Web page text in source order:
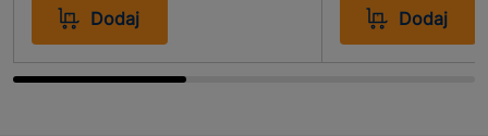
Szlifierka taśmowa 1010W FMEW204K Stanley Fatmax
jest wszechstronnym narzędziem, które sprawdzi się w
wielu zastosowaniach. Idealnie nadaje się do
Dodaj Dodaj